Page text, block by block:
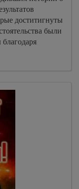
доститигнуты
были